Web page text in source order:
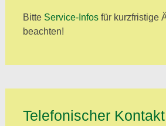
Bitte Service-Infosfür kurzfristige
beachten!
Telefonischer Kontakt